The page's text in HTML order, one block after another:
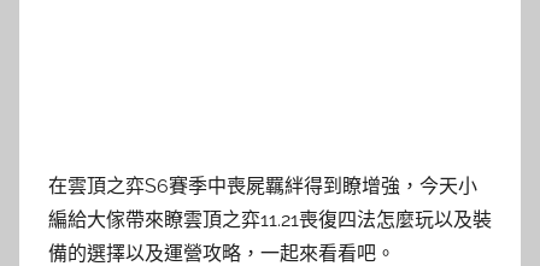
在雲頂之弈S6賽季中喪屍羈絆得到瞭增強，今天小
編給大傢帶來瞭雲頂之弈11.21喪復四法怎麼玩以及裝
備的選擇以及運營攻略，一起來看看吧。